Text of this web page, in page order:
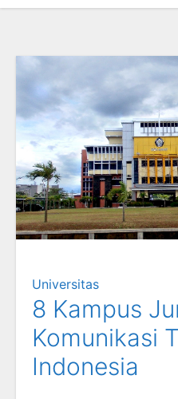
Universitas
8 Kampus
Komunikasi
Indonesia